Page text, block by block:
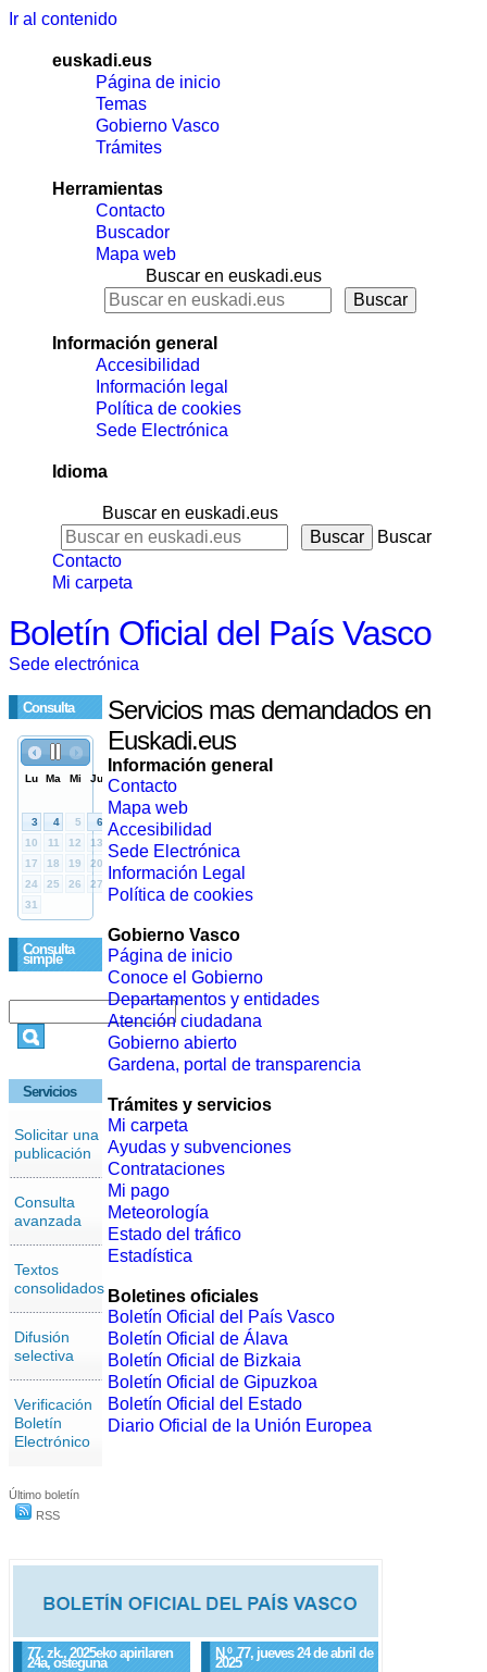
Ir al contenido
euskadi.eus
Página de inicio
Temas
Gobierno Vasco
Trámites
Herramientas
Contacto
Buscador
Mapa web
Buscar en euskadi.eus
Información general
Accesibilidad
Información legal
Política de cookies
Sede Electrónica
Idioma
Buscar en euskadi.eus
Buscar
Contacto
Mi carpeta
Boletín Oficial del País Vasco
Sede electrónica
Consulta
Consulta
simple
Servicios
Solicitar una
publicación
Consulta
avanzada
Textos
consolidados
Difusión
selectiva
Verificación
Boletín
Electrónico
Último boletín
RSS
77. zk., 2025eko apirilaren
24a, osteguna
N.º77, jueves 24 de abril de
2025
Servicios mas demandados en
Euskadi.eus
Información general
Contacto
Mapa web
Accesibilidad
Sede Electrónica
Información Legal
Política de cookies
Gobierno Vasco
Página de inicio
Conoce el Gobierno
Departamentos y entidades
Atención ciudadana
Gobierno abierto
Gardena, portal de transparencia
Trámites y servicios
Mi carpeta
Ayudas y subvenciones
Contrataciones
Mi pago
Meteorología
Estado del tráfico
Estadística
Boletines oficiales
Boletín Oficial del País Vasco
Boletín Oficial de Álava
Boletín Oficial de Bizkaia
Boletín Oficial de Gipuzkoa
Boletín Oficial del Estado
Diario Oficial de la Unión Europea